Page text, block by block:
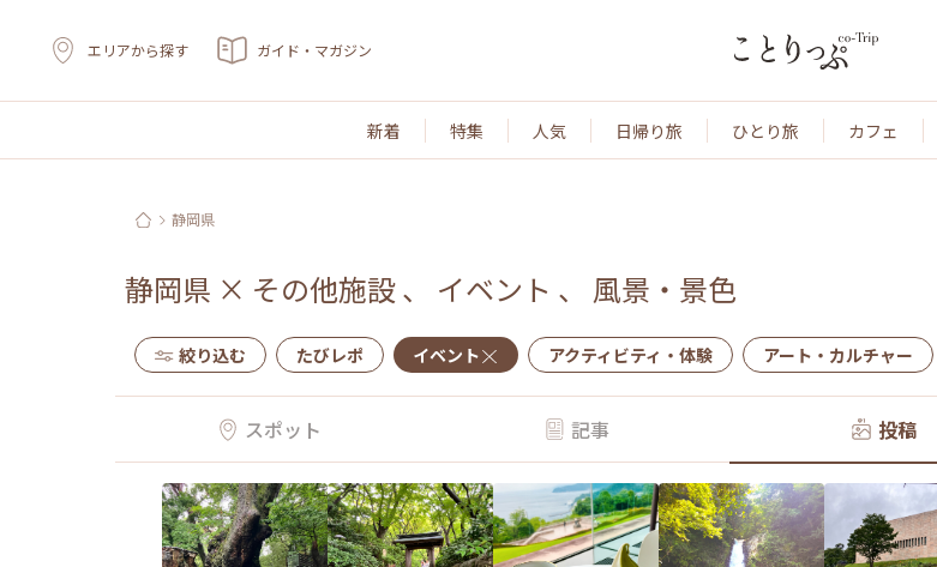
エリアから探す ガイド・マガジン
新着 特集 人気 日帰り旅 ひとり旅 カフェ
静岡県
静岡県 × その他施設、 イベント 、 風景・景色
絞り込む たびレポ イベント アクティビティ・体験 アート・カルチャー
スポット 記事 投稿